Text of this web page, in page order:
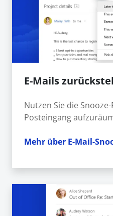
E-Mails
Nutzen Sie die
Posteingang
Mehr über E-Mail-